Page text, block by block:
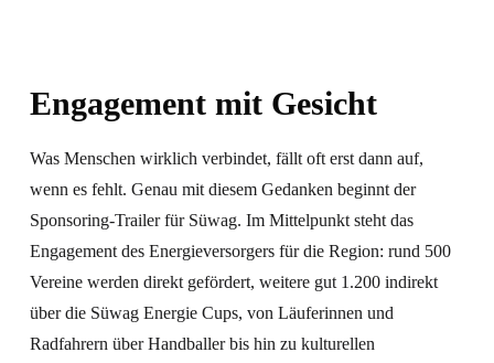
Engagement mit Gesicht
Was Menschen wirklich verbindet, fällt oft erst dann auf,
wenn es fehlt. Genau mit diesem Gedanken beginnt der
Sponsoring-Trailer für Süwag. Im Mittelpunkt steht das
Engagement des Energieversorgers für die Region: rund 500
Vereine werden direkt gefördert, weitere gut 1.200 indirekt
über die Süwag Energie Cups, von Läuferinnen und
Radfahrern über Handballer bis hin zu kulturellen